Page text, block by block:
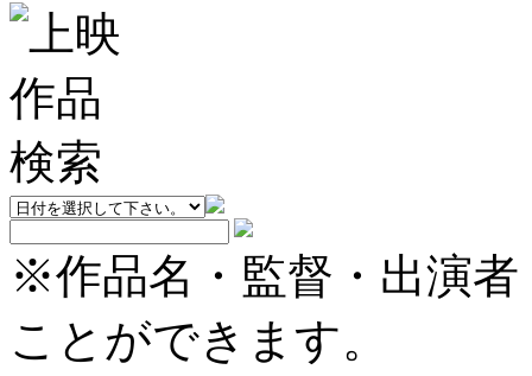
※作品名・監督・出演
ことができます。